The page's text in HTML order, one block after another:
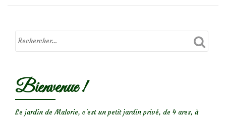
sur
Bienvenue !
Le jardin de Malorie, c'est un petit jardin privé, de 4 ares, à